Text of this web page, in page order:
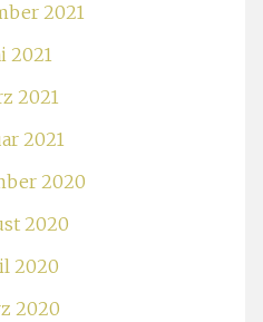
2021
2021
2021
2021
2020
2020
2020
2020